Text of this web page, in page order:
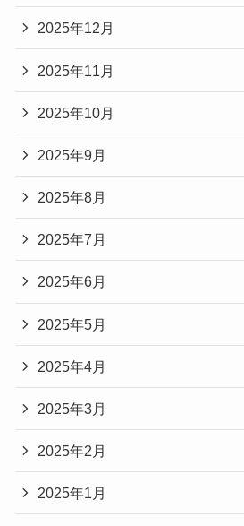
2025年12月
2025年11月
2025年10月
2025年9月
2025年8月
2025年7月
2025年6月
2025年5月
2025年4月
2025年3月
2025年2月
2025年1月